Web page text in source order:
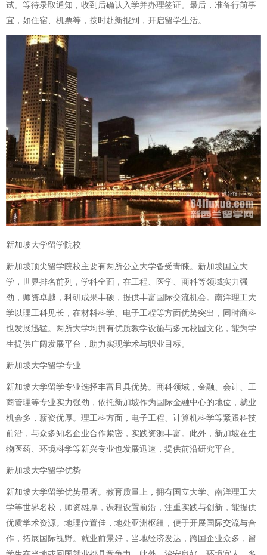
试。等待录取通知，收到后确认入学并办理签证。最后，准备行前事
宜，如住宿、机票等，按时赴新报到，开启留学生活。
新加坡大学留学院校
新加坡顶尖留学院校主要有两所公立大学备受青睐。新加坡国立大
学，世界排名前列，学科全面，在工程、医学、商科等领域实力强
劲，师资卓越，科研成果丰硕，提供丰富国际交流机会。南洋理工大
学以理工科见长，在材料科学、电子工程等方面优势突出，同时商科
也发展迅猛。两所大学均拥有优质教学设施与多元校园文化，能为学
生提供广阔发展平台，助力实现学术与职业目标。
新加坡大学留学专业
新加坡大学留学专业选择丰富且具优势。商科领域，金融、会计、工
商管理等专业实力强劲，依托新加坡作为国际金融中心的地位，就业
机会多，薪资优厚。理工科方面，电子工程、计算机科学等紧跟科技
前沿，与众多知名企业合作紧密，实践资源丰富。此外，新加坡在生
物医药、环境科学等新兴专业也发展迅速，提供前沿研究平台。
新加坡大学留学优势
新加坡大学留学优势显著。教育质量上，拥有国立大学、南洋理工大
学等世界名校，师资雄厚，课程设置前沿，注重实践与创新，能提供
优质学术资源。地理位置佳，地处亚洲枢纽，便于开展国际交流与合
作，拓展国际视野。就业前景好，当地经济发达，跨国企业众多，留